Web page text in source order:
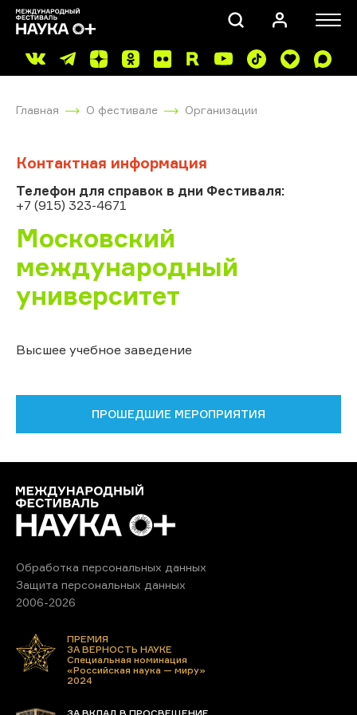
Главная О фестивале Организации
Контактная информация
Телефон для справок в дни Фестиваля:
+7 (915) 323-4671
Московский
международный
университет
Высшее учебное заведение
ПРОШЕДШИЕ МЕРОПРИЯТИЯ
Обработка персональных данных
Защита персональных данных
2006-2026
ПРЕМИЯ
ЗА ВЕРНОСТЬ НАУКЕ
Специальная номинация
«Российская наука — миру»
2024